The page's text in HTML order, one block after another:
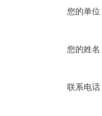
您的单位
您的姓名
联系电话